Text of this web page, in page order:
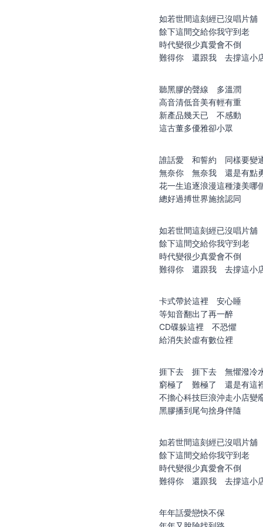
如若世間這刻經已沒唱片舖
餘下這間交給你我守到老
時代變很少真愛會不倒
難得你 還跟我 去撐這小
聽黑膠的聲線 多溫潤
高音清低音美有輕有重
新產品幾天已 不感動
這古董多優雅卻小眾
誰話愛 和誓約 同樣要變
無奈你 無奈我 還是有點
花一生追逐浪漫這種淒美哪
總好過搏世界施捨認同
如若世間這刻經已沒唱片舖
餘下這間交給你我守到老
時代變很少真愛會不倒
難得你 還跟我 去撐這小
卡式帶於這裡 安心睡
等知音翻出了再一醉
CD碟躲這裡 不恐懼
給消失於虛有數位裡
捱下去 捱下去 無懼潑冷
窮極了 難極了 還是有這
不擔心科技巨浪沖走小店變
黑膠播到尾句捨身伴隨
如若世間這刻經已沒唱片舖
餘下這間交給你我守到老
時代變很少真愛會不倒
難得你 還跟我 去撐這小
年年話愛戀快不保